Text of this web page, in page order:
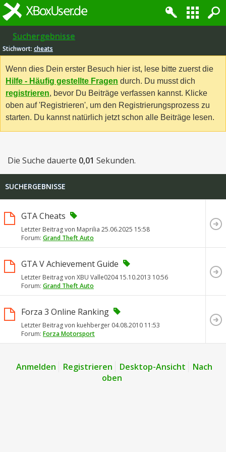
Suchergebnisse
Stichwort: cheats
Wenn dies Dein erster Besuch hier ist, lese bitte zuerst die
Hilfe - Häufig gestellte Fragen durch. Du musst dich
registrieren, bevor Du Beiträge verfassen kannst. Klicke
oben auf 'Registrieren', um den Registrierungsprozess zu
starten. Du kannst natürlich jetzt schon alle Beiträge lesen.
Die Suche dauerte 0,01 Sekunden.
SUCHERGEBNISSE
GTA Cheats
Letzter Beitrag von Maprilia 25.06.2025 15:58
Forum: Grand Theft Auto
GTA V Achievement Guide
Letzter Beitrag von XBU Valle0204 15.10.2013 10:56
Forum: Grand Theft Auto
Forza 3 Online Ranking
Letzter Beitrag von kuehberger 04.08.2010 11:53
Forum: Forza Motorsport
Anmelden Registrieren Desktop-Ansicht
Nach
oben